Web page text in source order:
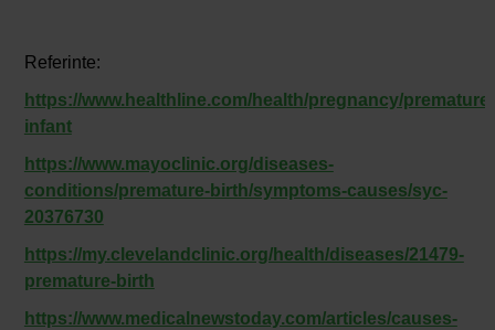
Referinte:
https://www.healthline.com/health/pregnancy/premature-
infant
https://www.mayoclinic.org/diseases-
conditions/premature-birth/symptoms-causes/syc-
20376730
https://my.clevelandclinic.org/health/diseases/21479-
premature-birth
https://www.medicalnewstoday.com/articles/causes-